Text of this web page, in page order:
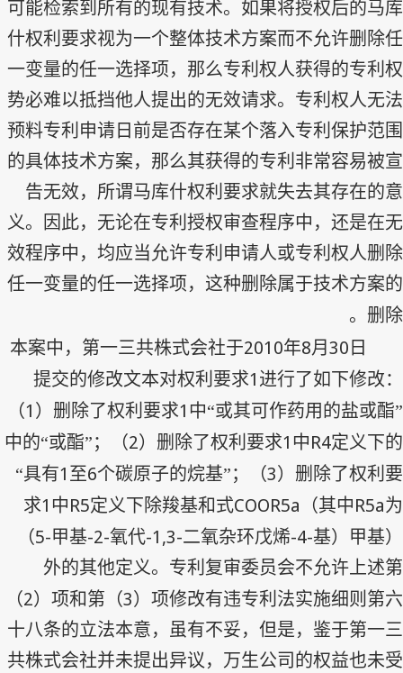
可能检索到所有的现有技术。如果将授权后的马库
什权利要求视为一个整体技术方案而不允许删除任
一变量的任一选择项，那么专利权人获得的专利权
势必难以抵挡他人提出的无效请求。专利权人无法
预料专利申请日前是否存在某个落入专利保护范围
的具体技术方案，那么其获得的专利非常容易被宣
告无效，所谓马库什权利要求就失去其存在的意
义。因此，无论在专利授权审查程序中，还是在无
效程序中，均应当允许专利申请人或专利权人删除
任一变量的任一选择项，这种删除属于技术方案的
删除。
本案中，第一三共株式会社于2010年8月 30 日
提交的修改文本对权利要求1 进行了如下修改：
（1 ）删除了权利要求1 中“或其可作药用的盐或酯”
中的“或酯”；（2）删除了权利要求1 中R4定义下的
“具有1 至6个碳原子的烷基”；（3）删除了权利要
求1 中R5定义下除羧基和式COOR5a （其中R5a为
（5-甲基-2-氧代-1,3-二氧杂环戊烯-4-基）甲基）
外的其他定义。专利复审委员会不允许上述第
（2）项和第（3）项修改有违专利法实施细则第六
十八条的立法本意，虽有不妥，但是，鉴于第一三
共株式会社并未提出异议，万生公司的权益也未受